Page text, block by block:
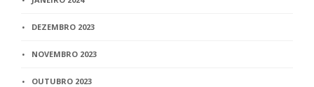
DEZEMBRO 2023
NOVEMBRO 2023
OUTUBRO 2023